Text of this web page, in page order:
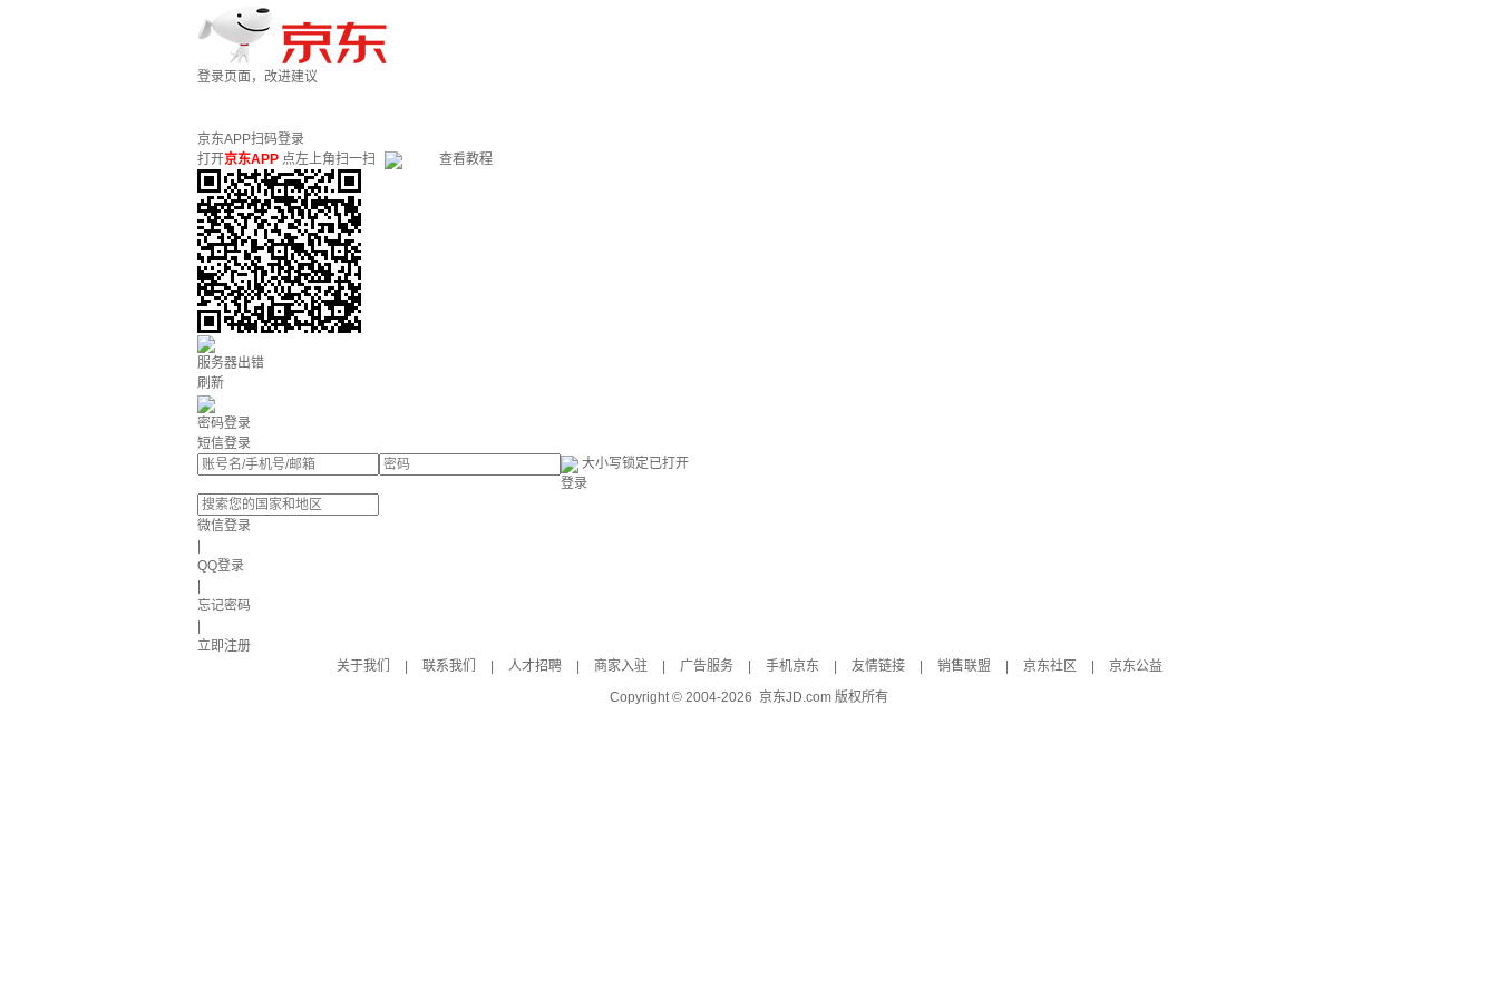
登录页面，改进建议
京东APP扫码登录
打开京东APP 点左上角扫一扫 查看教程
服务器出错
刷新
密码登录
短信登录
大小写锁定已打开
登录
微信登录
QQ登录
忘记密码
立即注册
关于我们
联系我们 人才招聘 商家入驻 广告服务 手机京东 友情链接 销售联盟 京东社区
京东公益
Copyright © 2004-2026 京东JD.com 版权所有